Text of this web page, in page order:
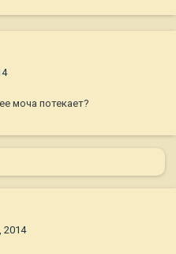
моча потекает?
2014